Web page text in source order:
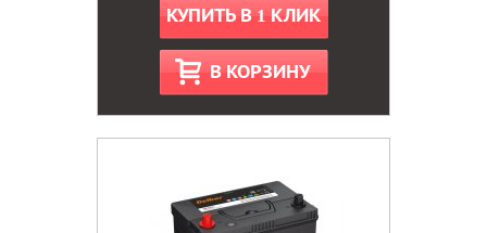
КУПИТЬ В 1 КЛИК
В КОРЗИНУ